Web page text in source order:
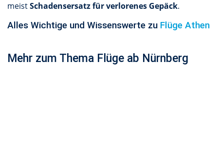
meistSchadensersatz für verlorenes Gepäck.
Alles Wichtige und Wissenswerte zu Flüge Athen
Mehr zum Thema Flüge ab Nürnberg